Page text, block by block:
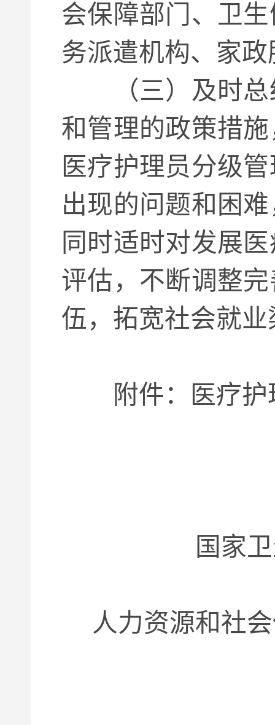
会保障部门、卫
务派遣机构、家
（三）及时总
和管理的政策措
医疗护理员分级
出现的问题和困
同时适时对发展
评估，不断调整
伍，拓宽社会就
附件：医疗护
国家卫
人力资源和